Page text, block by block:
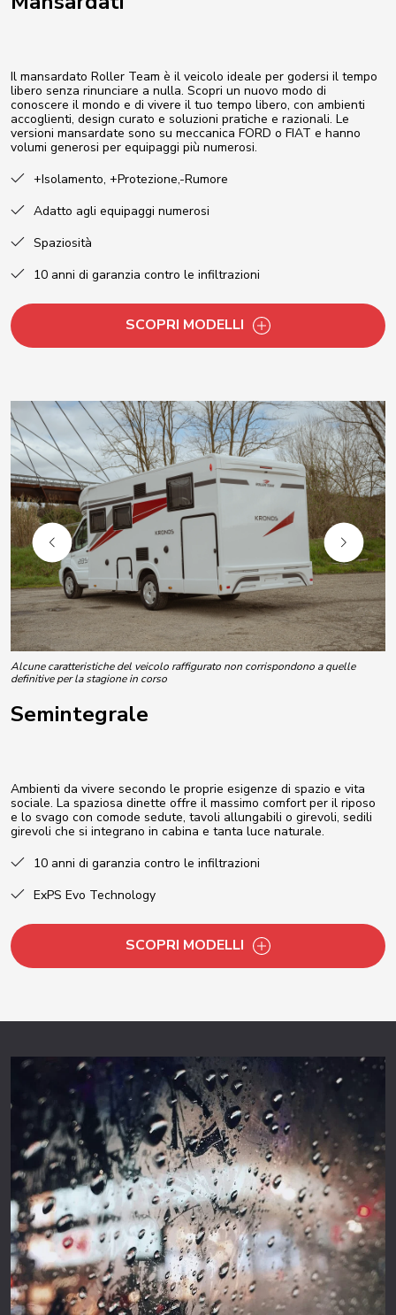
Il mansardato Roller Team è il veicolo ideale per godersi il tempo
libero senza rinunciare a nulla. Scopri un nuovo modo di
conoscere il mondo e di vivere il tuo tempo libero, con ambienti
accoglienti, design curato e soluzioni pratiche e razionali. Le
versioni mansardate sono su meccanica FORD o FIAT e hanno
volumi generosi per equipaggi più numerosi.
+Isolamento, +Protezione,-Rumore
Adatto agli equipaggi numerosi
Spaziosità
10 anni di garanzia contro le infiltrazioni
SCOPRI MODELLI
Alcune caratteristiche del veicolo raffigurato non corrispondono a quelle
definitive per la stagione in corso
Semintegrale
Ambienti da vivere secondo le proprie esigenze di spazio e vita
sociale. La spaziosa dinette offre il massimo comfort per il riposo
e lo svago con comode sedute, tavoli allungabili o girevoli, sedili
girevoli che si integrano in cabina e tanta luce naturale.
10 anni di garanzia contro le infiltrazioni
ExPS Evo Technology
SCOPRI MODELLI